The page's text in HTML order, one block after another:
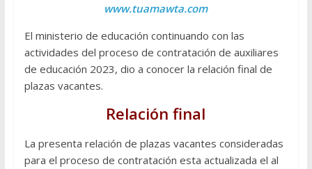
www.tuamawta.com
El ministerio de educación continuando con las
actividades del proceso de contratación de auxiliares
de educación 2023, dio a conocer la relación final de
plazas vacantes.
Relación final
La presenta relación de plazas vacantes consideradas
para el proceso de contratación esta actualizada el al